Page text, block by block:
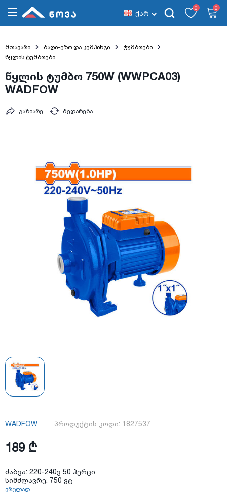
ქარ
0 0
მთავარი ბაღი-ეზო და კემპინგი
ტუმბოები
წყლის ტუმბოები
წყლის ტუმბო 750W (WWPCA03)
WADFOW
შედარება
გაზიარე
WADFOW პროდუქტის კოდი: 1827537
189 ₾
ძაბვა: 220-240ვ 50 ჰერცი
სიმძლავრე: 750 ვტ
ვრცლად